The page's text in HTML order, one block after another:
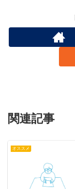
関連記事
オススメ